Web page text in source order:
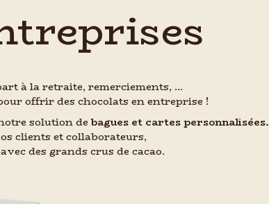
à la retraite, remerciements, …
offrir des chocolats en entreprise !
solution debagues et cartes personnalisées.
clients et collaborateurs,
des grands crus de cacao.